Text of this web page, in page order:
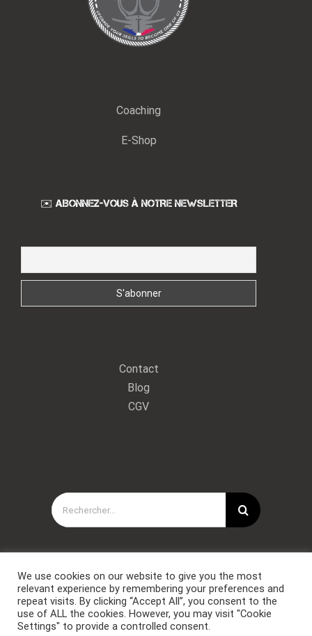
Coaching
E-Shop
✉️ ABONNEZ-VOUS À NOTRE NEWSLETTER
Contact
Blog
CGV
Rechercher:
We use cookies on our website to give you the most
relevant experience by remembering your preferences and
repeat visits. By clicking “Accept All”, you consent to the
use of ALL the cookies. However, you may visit "Cookie
Settings" to provide a controlled consent.